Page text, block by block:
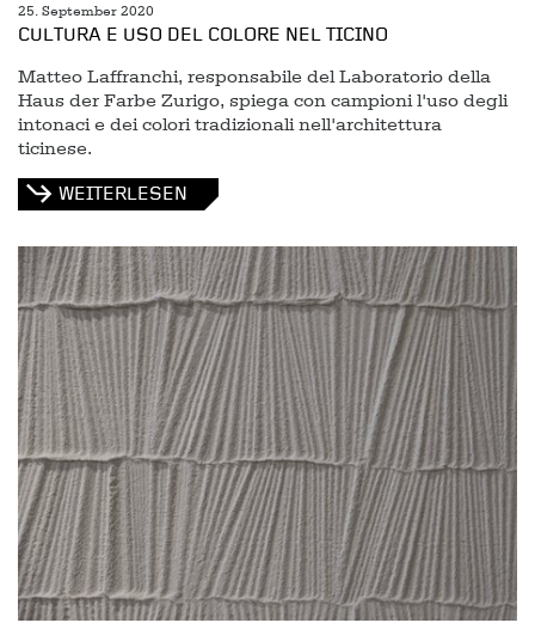
25. September 2020
CULTURA E USO DEL COLORE NEL TICINO
Matteo Laffranchi, responsabile del Laboratorio della
Haus der Farbe Zurigo, spiega con campioni l'uso degli
intonaci e dei colori tradizionali nell'architettura
ticinese.
WEITERLESEN